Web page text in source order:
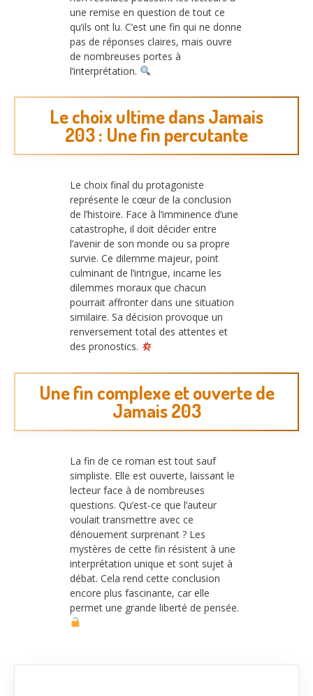
une remise en question de tout ce
qu’ils ont lu. C’est une fin qui ne donne
pas de réponses claires, mais ouvre
de nombreuses portes à
l’interprétation.
Le choix ultime dans Jamais
203 : Une fin percutante
Le choix final du protagoniste
représente le cœur de la conclusion
de l’histoire. Face à l’imminence d’une
catastrophe, il doit décider entre
l’avenir de son monde ou sa propre
survie. Ce dilemme majeur, point
culminant de l’intrigue, incarne les
dilemmes moraux que chacun
pourrait affronter dans une situation
similaire. Sa décision provoque un
renversement total des attentes et
des pronostics.
Une fin complexe et ouverte de
Jamais 203
La fin de ce roman est tout sauf
simpliste. Elle est ouverte, laissant le
lecteur face à de nombreuses
questions. Qu’est-ce que l’auteur
voulait transmettre avec ce
dénouement surprenant ? Les
mystères de cette fin résistent à une
interprétation unique et sont sujet à
débat. Cela rend cette conclusion
encore plus fascinante, car elle
permet une grande liberté de pensée.